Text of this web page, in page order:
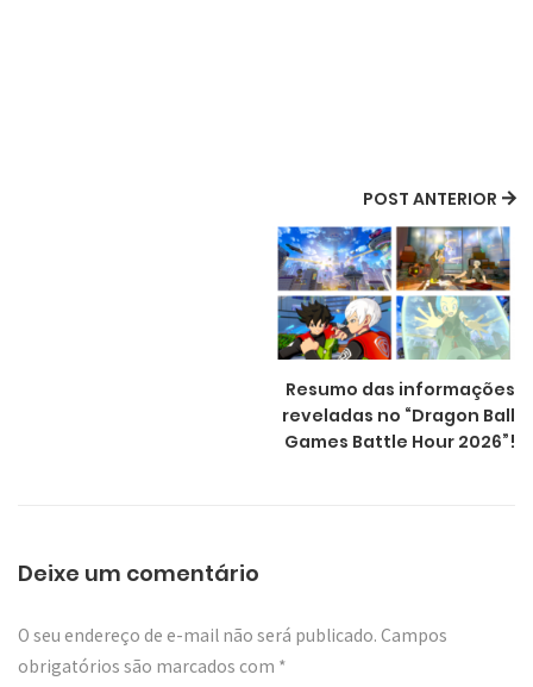
POST ANTERIOR
Resumo das informações
reveladas no “Dragon Ball
Games Battle Hour 2026”!
Deixe um comentário
O seu endereço de e-mail não será publicado. Campos
obrigatórios são marcados com *